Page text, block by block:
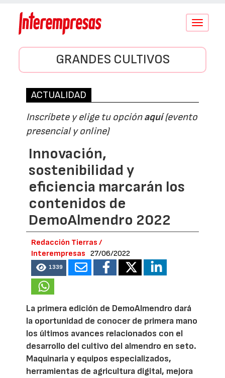
Conmutar
GRANDES CULTIVOS
ACTUALIDAD
Inscríbete y elige tu opciónaquí(evento
presencial y online)
Innovación,
sostenibilidad y
eficiencia marcarán los
contenidos de
DemoAlmendro 2022
Redacción Tierras /
Interempresas
27/06/2022
1339
La primera edición de DemoAlmendro dará
la oportunidad de conocer de primera mano
los últimos avances relacionados con el
desarrollo del cultivo del almendro en seto.
Maquinaria y equipos especializados,
herramientas de agricultura digital, mejora